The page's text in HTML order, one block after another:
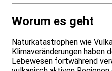
Worum es geht
Naturkatastrophen wie
Klimaveränderungen haben
Lebewesen fortwährend